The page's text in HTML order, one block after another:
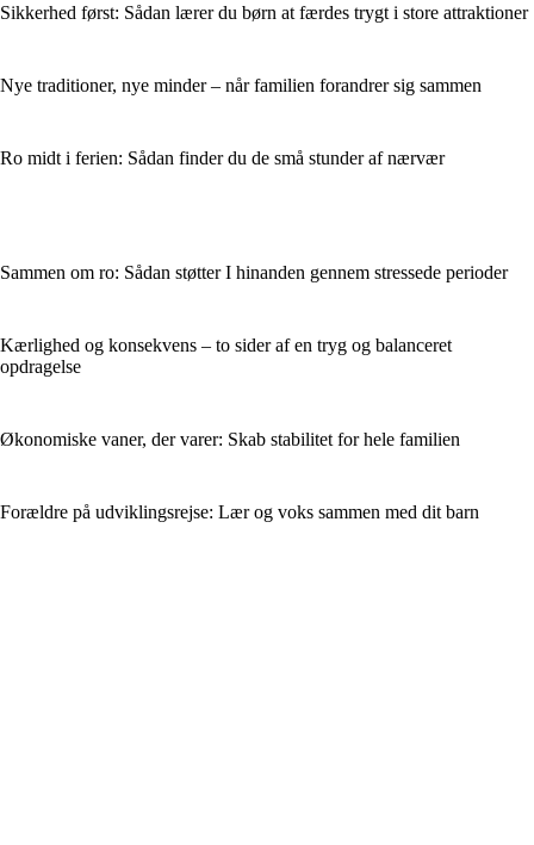
Sikkerhed først: Sådan lærer du børn at færdes trygt i store attraktioner
Nye traditioner, nye minder – når familien forandrer sig sammen
Ro midt i ferien: Sådan finder du de små stunder af nærvær
Sammen om ro: Sådan støtter I hinanden gennem stressede perioder
Kærlighed og konsekvens – to sider af en tryg og balanceret
opdragelse
Økonomiske vaner, der varer: Skab stabilitet for hele familien
Forældre på udviklingsrejse: Lær og voks sammen med dit barn